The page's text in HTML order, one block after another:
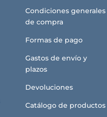
Condiciones generales
de compra
Formas de pago
Gastos de envío y
plazos
Devoluciones
Catálogo de productos